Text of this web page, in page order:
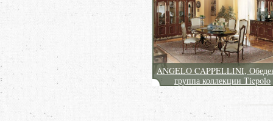
ANGELO CAPPELLINI,
группа коллекции Tiepolo